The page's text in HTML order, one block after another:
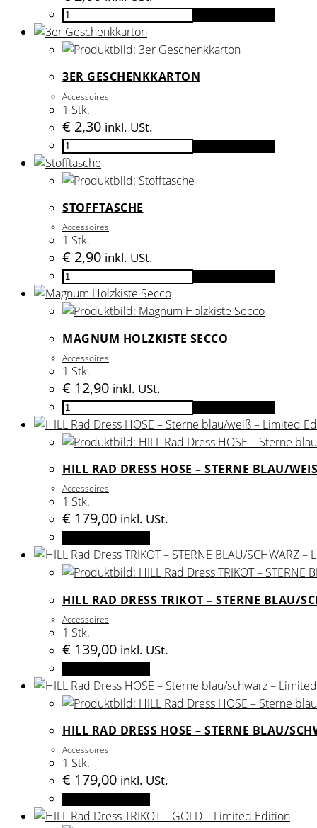
2er
Geschenkkarton
Menge
3ER GESCHENKKARTON
Accessoires
1 Stk.
€ 2,30 inkl. USt.
3er
Geschenkkarton
Menge
STOFFTASCHE
Accessoires
1 Stk.
€ 2,90 inkl. USt.
Stofftasche
Menge
MAGNUM HOLZKISTE SECCO
Accessoires
1 Stk.
€ 12,90 inkl. USt.
Magnum
Holzkiste
Secco
HILL RAD DRESS HOSE – STERNE BLAU/
Accessoires
1 Stk.
€ 179,00 inkl. USt.
Dieses
Produkt
weist
Varianten
Die
Optionen
können
auf
der
Produktseite
HILL RAD DRESS TRIKOT – STERNE BLAU/
Accessoires
1 Stk.
€ 139,00 inkl. USt.
Dieses
Produkt
weist
Varianten
Die
Optionen
können
HILL RAD DRESS HOSE – STERNE BLAU/
Accessoires
1 Stk.
€ 179,00 inkl. USt.
Dieses
Produkt